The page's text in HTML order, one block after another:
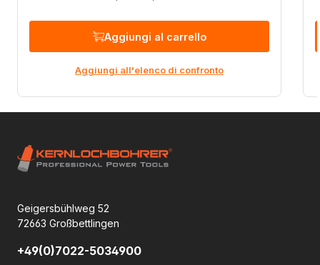
Aggiungi al carrello
Aggiungi all'elenco di confronto
Geigersbühlweg 52
72663 Großbettlingen
+49(0)7022-5034900